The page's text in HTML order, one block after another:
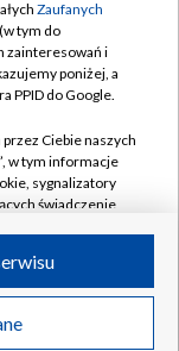
Zaufanych
tym do
zainteresowań i
poniżej, a
PPID do Google.
Ciebie naszych
w tym informacje
sygnalizatory
świadczenie
Ciebie
IP, identyfikatory